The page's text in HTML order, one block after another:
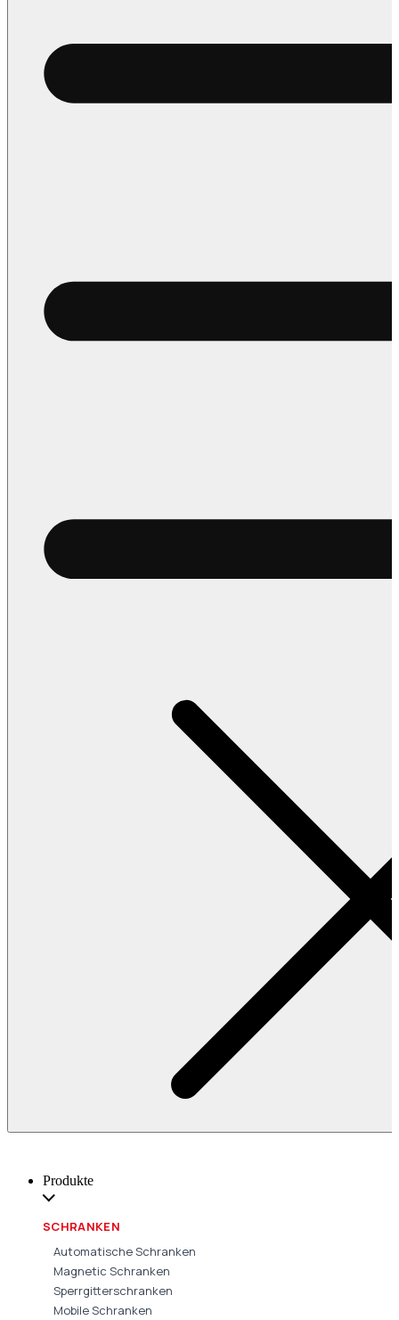
Produkte
SCHRANKEN
Automatische Schranken
Magnetic Schranken
Sperrgitterschranken
Mobile Schranken